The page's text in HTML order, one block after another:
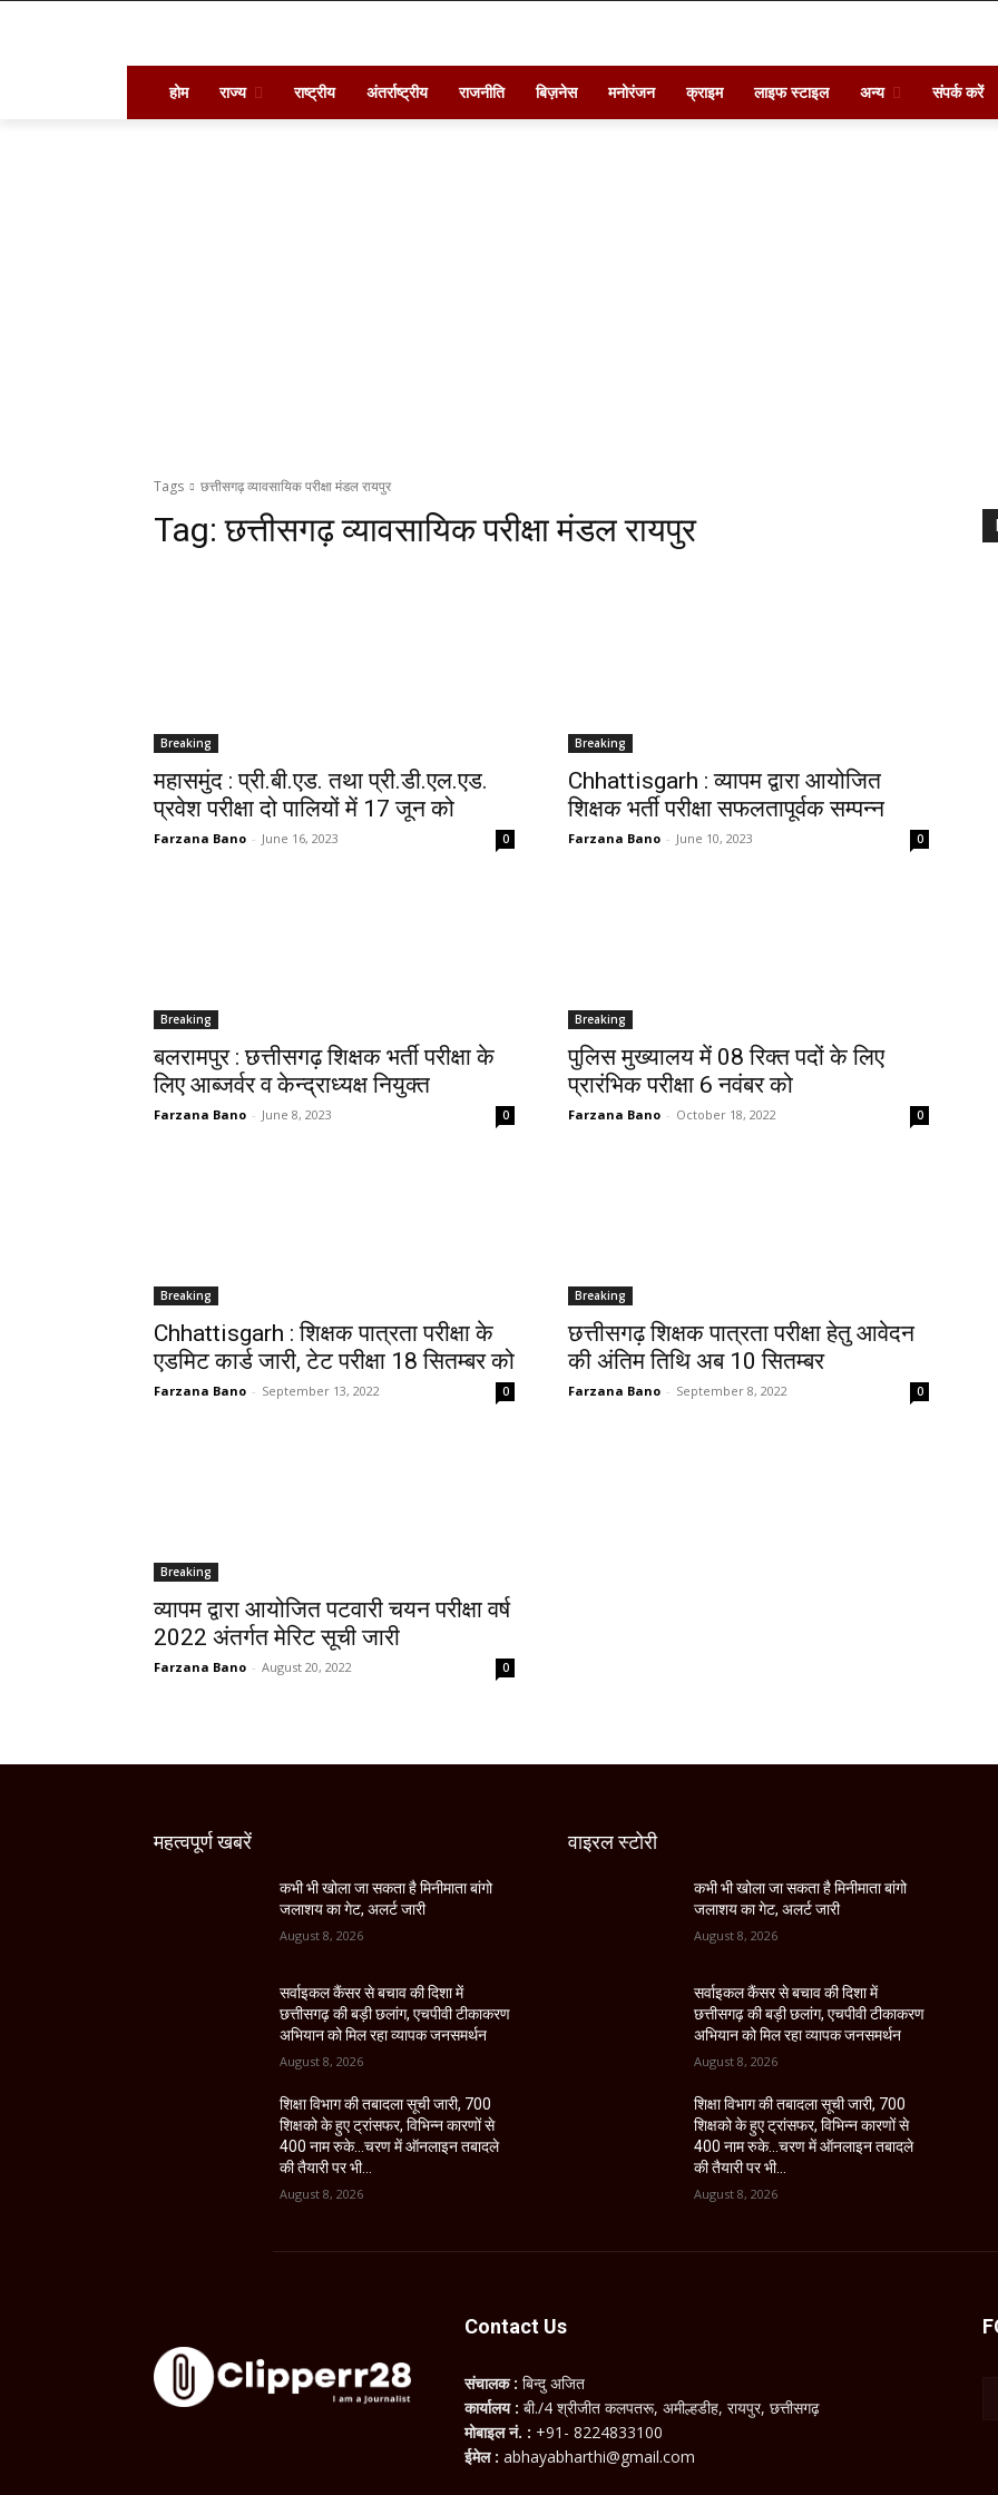
होम राज्य राष्ट्रीय अंतर्राष्ट्रीय राजनीति बिज़नेस मनोरंजन क्राइम लाइफ स्टाइल अन्य संपर्क करें
Tags छत्तीसगढ़ व्यावसायिक परीक्षा मंडल रायपुर
Tag:छत्तीसगढ़ व्यावसायिक परीक्षा मंडल रायपुर
Breaking
महासमुंद : प्री.बी.एड. तथा प्री.डी.एल.एड.
प्रवेश परीक्षा दो पालियों में 17 जून को
Farzana Bano - June 16, 2023 0
Breaking
Chhattisgarh : व्यापम द्वारा आयोजित
शिक्षक भर्ती परीक्षा सफलतापूर्वक सम्पन्न
Farzana Bano - June 10, 2023 0
Breaking
बलरामपुर : छत्तीसगढ़ शिक्षक भर्ती परीक्षा के
लिए आब्जर्वर व केन्द्राध्यक्ष नियुक्त
Farzana Bano - June 8, 2023 0
Breaking
पुलिस मुख्यालय में 08 रिक्त पदों के लिए
प्रारंभिक परीक्षा 6 नवंबर को
Farzana Bano - October 18, 2022 0
Breaking
Chhattisgarh : शिक्षक पात्रता परीक्षा के
एडमिट कार्ड जारी, टेट परीक्षा 18 सितम्बर को
Farzana Bano - September 13, 2022 0
Breaking
छत्तीसगढ़ शिक्षक पात्रता परीक्षा हेतु आवेदन
की अंतिम तिथि अब 10 सितम्बर
Farzana Bano - September 8, 2022 0
Breaking
व्यापम द्वारा आयोजित पटवारी चयन परीक्षा वर्ष
2022 अंतर्गत मेरिट सूची जारी
Farzana Bano - August 20, 2022 0
महत्वपूर्ण खबरें
कभी भी खोला जा सकता है मिनीमाता बांगो
जलाशय का गेट, अलर्ट जारी
August 8, 2026
सर्वाइकल कैंसर से बचाव की दिशा में
छत्तीसगढ़ की बड़ी छलांग, एचपीवी टीकाकरण
अभियान को मिल रहा व्यापक जनसमर्थन
August 8, 2026
शिक्षा विभाग की तबादला सूची जारी, 700
शिक्षको के हुए ट्रांसफर, विभिन्न कारणों से
400 नाम रुके…चरण में ऑनलाइन तबादले
की तैयारी पर भी...
August 8, 2026
वाइरल स्टोरी
कभी भी खोला जा सकता है मिनीमाता बांगो
जलाशय का गेट, अलर्ट जारी
August 8, 2026
सर्वाइकल कैंसर से बचाव की दिशा में
छत्तीसगढ़ की बड़ी छलांग, एचपीवी टीकाकरण
अभियान को मिल रहा व्यापक जनसमर्थन
August 8, 2026
शिक्षा विभाग की तबादला सूची जारी, 700
शिक्षको के हुए ट्रांसफर, विभिन्न कारणों से
400 नाम रुके…चरण में ऑनलाइन तबादले
की तैयारी पर भी...
August 8, 2026
Contact Us
संचालक : बिन्दु अजित
कार्यालय : बी./4 श्रीजीत कलपतरू, अमील्हडीह, रायपुर, छत्तीसगढ़
मोबाइल नं. : +91- 8224833100
ईमेल : abhayabharthi@gmail.com